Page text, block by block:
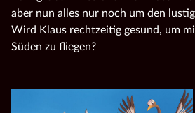
aber nun alles nur noch um den
Wird Klaus rechtzeitig gesund, um
Süden zu fliegen?